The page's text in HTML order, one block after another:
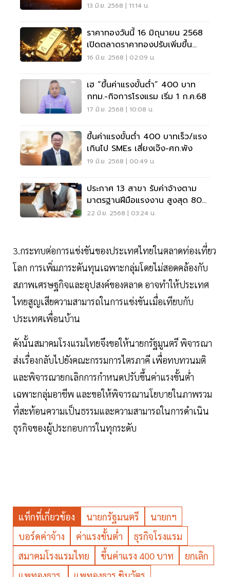
13 มิ.ย. 2568 | 11:14 น.
ราคาทองวันนี้ 16 มิถุนายน 2568
เปิดตลาดราคาทองปรับเพิ่มขึ้น
400 บาท
16 มิ.ย. 2568 | 02:09 น.
เฮ “ขึ้นค่าแรงขั้นต่ำ” 400 บาท
กทม.-กิจการโรงแรม เริ่ม 1 ก.ค.68
17 มิ.ย. 2568 | 10:08 น.
ขึ้นค่าแรงขั้นต่ำ 400 บาทเร็ว/แรง
เกินไป SMEs เสี่ยงเจ๊ง-ศก.พัง
19 มิ.ย. 2568 | 00:49 น.
ประกาศ 13 สาขา รับค่าจ้างตาม
มาตรฐานฝีมือแรงงาน สูงสุด 800
บาท/วัน
22 มิ.ย. 2568 | 03:24 น.
3.กระทบต่อการแข่งขันของประเทศไทยในตลาดท่องเที่ยว
โลก การเพิ่มภาระดันทุนเฉพาะกลุ่มโดยไม่สอดคล้องกับ
สภาพเศรษฐกิจและอุปสงค์ของตลาด อาจทำให้ประเทศ
ไทยสูญเสียความสามารถในการแข่งขันเมื่อเทียบกับ
ประเทศเพื่อนบ้าน
ดังนั้นสมาคมโรงแรมไทยจึงขอให้นายกรัฐมูนตรี พิจารณา
ส่งเรื่องกลับไปยังคณะกรรมการไตรภาคี เพื่อทบทวนมติ
และพิจารณายกเลิกการกำหนดปรับขึ้นค่าแรงขั้นต่ำ
เฉพาะกลุ่มอาชีพ และขอให้พิจารณานโยบายในภาพรวม
ที่สะท้อนความเป็นธรรมและความสามารถในการดำเนิน
ธุรกิจของผู้ประกอบการในทุกระดับ
แท็กที่เกี่ยวข้อง นายกรัฐมนตรี
นายกฯ
บอร์ดค่าจ้าง
ค่าแรงขั้นต่ำ
ธุรกิจโรงแรม
สมาคมโรงแรมไทย
ขึ้นค่าแรง 400 บาท
ยกเลิก